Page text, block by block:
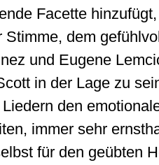
Facette
Stimme, dem
und Eugene
in der Lage zu
den
immer sehr
für den geübten